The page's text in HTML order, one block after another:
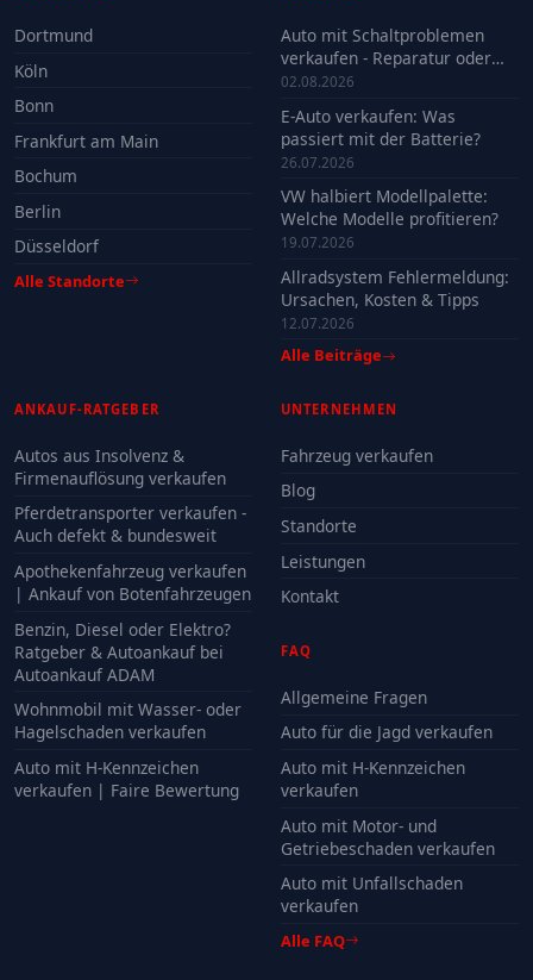
Dortmund
Köln
Bonn
Frankfurt am Main
Bochum
Berlin
Düsseldorf
Alle Standorte
Auto mit Schaltproblemen
verkaufen - Reparatur oder
Verkauf?
02.08.2026
E-Auto verkaufen: Was
passiert mit der Batterie?
26.07.2026
VW halbiert Modellpalette:
Welche Modelle profitieren?
19.07.2026
Allradsystem Fehlermeldung:
Ursachen, Kosten & Tipps
12.07.2026
Alle Beiträge
ANKAUF-RATGEBER
Autos aus Insolvenz &
Firmenauflösung verkaufen
Pferdetransporter verkaufen -
Auch defekt & bundesweit
Apothekenfahrzeug verkaufen
| Ankauf von Botenfahrzeugen
Benzin, Diesel oder Elektro?
Ratgeber & Autoankauf bei
Autoankauf ADAM
Wohnmobil mit Wasser- oder
Hagelschaden verkaufen
Auto mit H-Kennzeichen
verkaufen | Faire Bewertung
UNTERNEHMEN
Fahrzeug verkaufen
Blog
Standorte
Leistungen
Kontakt
FAQ
Allgemeine Fragen
Auto für die Jagd verkaufen
Auto mit H-Kennzeichen
verkaufen
Auto mit Motor- und
Getriebeschaden verkaufen
Auto mit Unfallschaden
verkaufen
Alle FAQ